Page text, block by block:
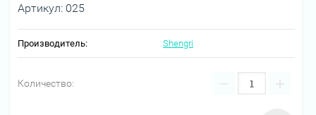
Артикул: 025
Производитель: Shengri
Количество: − +